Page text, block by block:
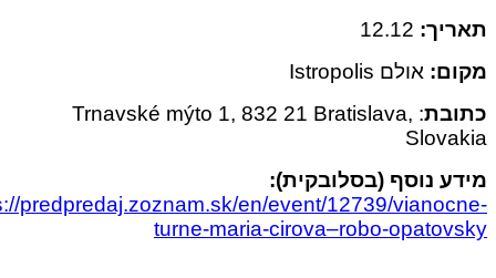
12.12
אולם Istropolis
: Trnavské mýto 1, 832 21 Bratislava,
נוסף (בסלובקית):
https://predpredaj.zoznam.sk/en/event/12739/
turne-maria-cirova–robo-